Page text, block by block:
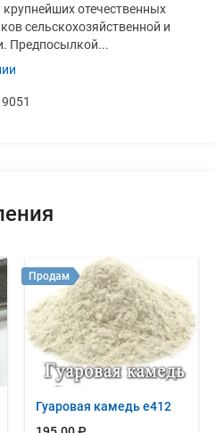
отечественных
сельскохозяйственной и
Предпосылкой...
Гуаровая камедь е412
Продам